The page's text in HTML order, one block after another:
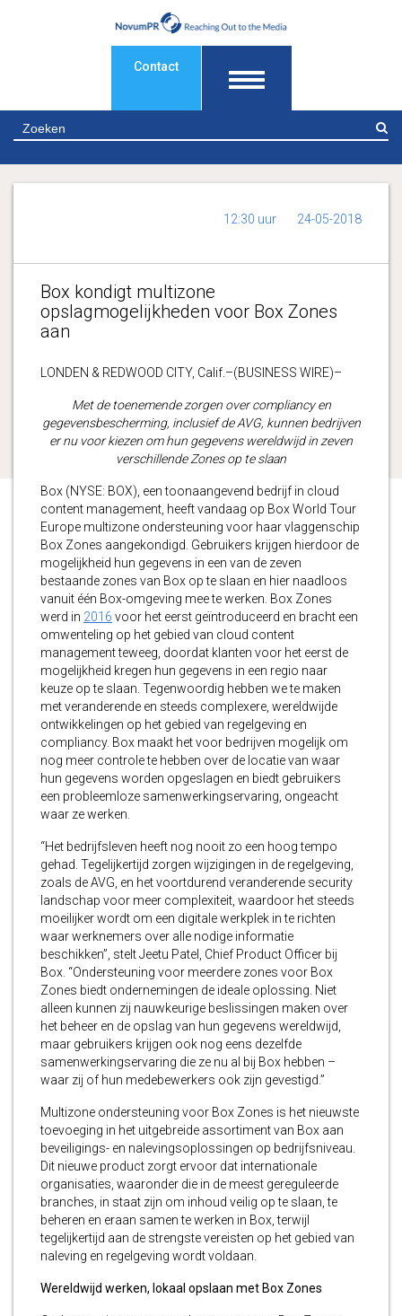
Contact
12:30 uur 24-05-2018
Box kondigt multizone
opslagmogelijkheden voor Box Zones
aan
LONDEN & REDWOOD CITY, Calif.–(BUSINESS WIRE)–
Met de toenemende zorgen over compliancy en
gegevensbescherming, inclusief de AVG, kunnen bedrijven
er nu voor kiezen om hun gegevens wereldwijd in zeven
verschillende Zones op te slaan
Box (NYSE: BOX), een toonaangevend bedrijf in cloud
content management, heeft vandaag op Box World Tour
Europe multizone ondersteuning voor haar vlaggenschip
Box Zones aangekondigd. Gebruikers krijgen hierdoor de
mogelijkheid hun gegevens in een van de zeven
bestaande zones van Box op te slaan en hier naadloos
vanuit één Box-omgeving mee te werken. Box Zones
werd in 2016 voor het eerst geïntroduceerd en bracht een
omwenteling op het gebied van cloud content
management teweeg, doordat klanten voor het eerst de
mogelijkheid kregen hun gegevens in een regio naar
keuze op te slaan. Tegenwoordig hebben we te maken
met veranderende en steeds complexere, wereldwijde
ontwikkelingen op het gebied van regelgeving en
compliancy. Box maakt het voor bedrijven mogelijk om
nog meer controle te hebben over de locatie van waar
hun gegevens worden opgeslagen en biedt gebruikers
een probleemloze samenwerkingservaring, ongeacht
waar ze werken.
“Het bedrijfsleven heeft nog nooit zo een hoog tempo
gehad. Tegelijkertijd zorgen wijzigingen in de regelgeving,
zoals de AVG, en het voortdurend veranderende security
landschap voor meer complexiteit, waardoor het steeds
moeilijker wordt om een digitale werkplek in te richten
waar werknemers over alle nodige informatie
beschikken”, stelt Jeetu Patel, Chief Product Officer bij
Box. “Ondersteuning voor meerdere zones voor Box
Zones biedt ondernemingen de ideale oplossing. Niet
alleen kunnen zij nauwkeurige beslissingen maken over
het beheer en de opslag van hun gegevens wereldwijd,
maar gebruikers krijgen ook nog eens dezelfde
samenwerkingservaring die ze nu al bij Box hebben –
waar zij of hun medebewerkers ook zijn gevestigd.”
Multizone ondersteuning voor Box Zones is het nieuwste
toevoeging in het uitgebreide assortiment van Box aan
beveiligings- en nalevingsoplossingen op bedrijfsniveau.
Dit nieuwe product zorgt ervoor dat internationale
organisaties, waaronder die in de meest gereguleerde
branches, in staat zijn om inhoud veilig op te slaan, te
beheren en eraan samen te werken in Box, terwijl
tegelijkertijd aan de strengste vereisten op het gebied van
naleving en regelgeving wordt voldaan.
Wereldwijd werken, lokaal opslaan met Box Zones